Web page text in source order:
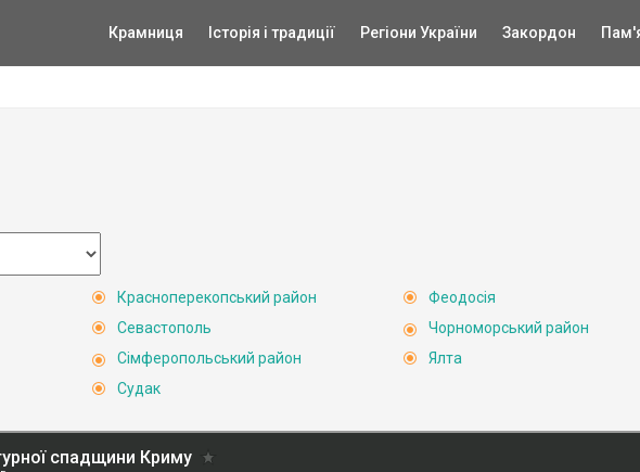
Крамниця Історія і традиції Регіони України Закордон
Красноперекопський район
Севастополь
Сімферопольський район
Судак
Феодосія
Чорноморський район
Ялта